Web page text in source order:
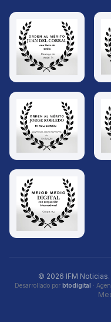
© 2026 IFM
Desarrollado por btodigital ·